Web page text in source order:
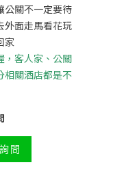
公關不一定要待
外面走馬看花玩
家
客人家、公關
相關酒店都是不
問